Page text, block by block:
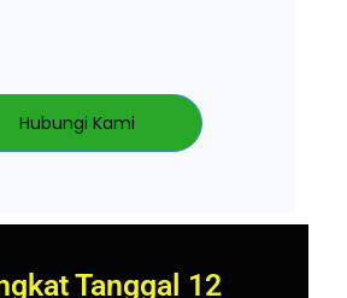
Hubungi Kami
Tanggal 12